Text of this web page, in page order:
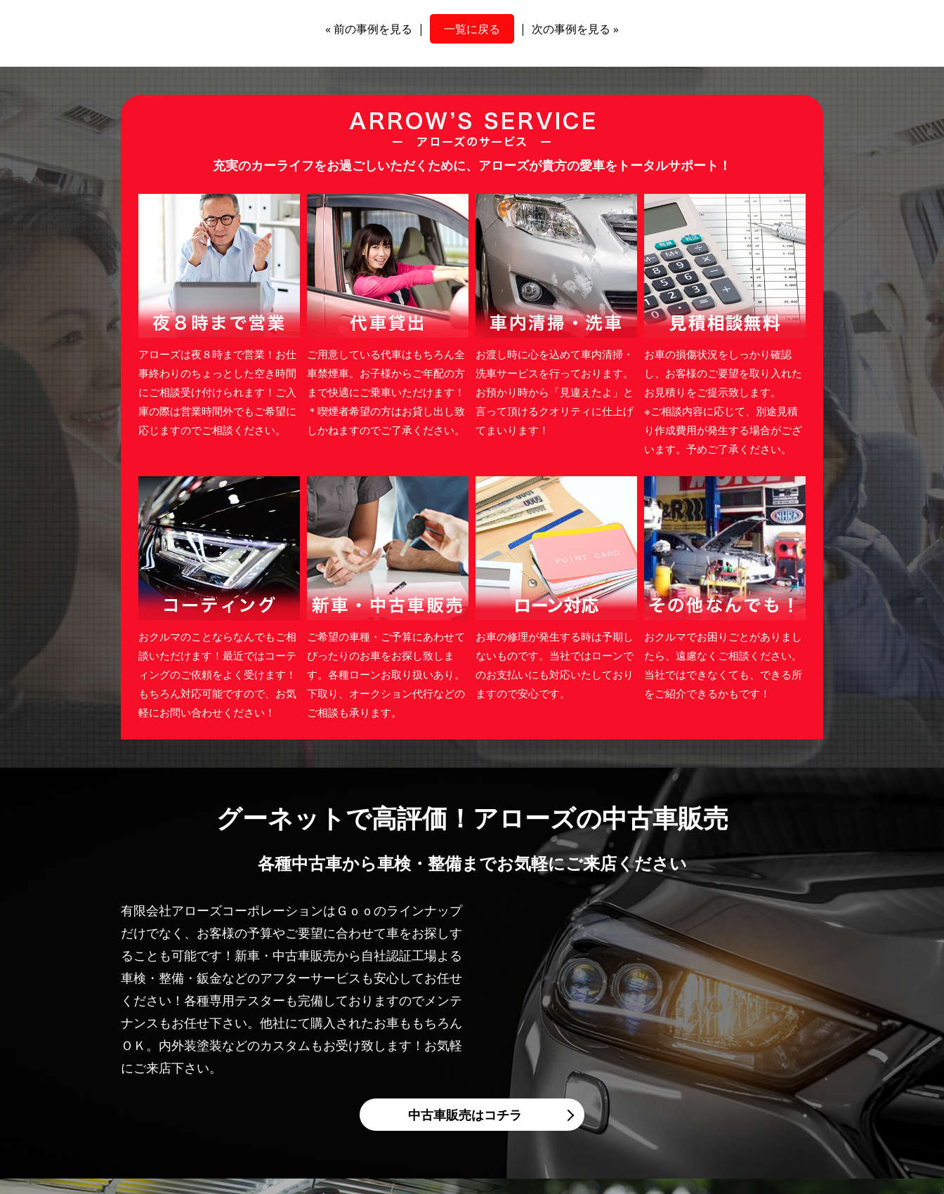
« 前の事例を見る | 一覧に戻る | 次の事例を見る »
充実のカーライフをお過ごしいただくために、アローズが貴方の愛車をトータルサポート！
アローズは夜８時まで営業！お仕
事終わりのちょっとした空き時間
にご相談受け付けられます！ご入
庫の際は営業時間外でもご希望に
応じますのでご相談ください。
ご用意している代車はもちろん全
車禁煙車。お子様からご年配の方
まで快適にご乗車いただけます！
＊喫煙者希望の方はお貸し出し致
しかねますのでご了承ください。
お渡し時に心を込めて車内清掃・
洗車サービスを行っております。
お預かり時から「見違えたよ」と
言って頂けるクオリティに仕上げ
てまいります！
お車の損傷状況をしっかり確認
し、お客様のご要望を取り入れた
お見積りをご提示致します。
※ご相談内容に応じて、別途見積
り作成費用が発生する場合がござ
います。予めご了承ください。
おクルマのことならなんでもご相
談いただけます！最近ではコーテ
ィングのご依頼をよく受けます！
もちろん対応可能ですので、お気
軽にお問い合わせください！
ご希望の車種・ご予算にあわせて
ぴったりのお車をお探し致しま
す。各種ローンお取り扱いあり。
下取り、オークション代行などの
ご相談も承ります。
お車の修理が発生する時は予期し
ないものです。当社ではローンで
のお支払いにも対応いたしており
ますので安心です。
おクルマでお困りごとがありまし
たら、遠慮なくご相談ください。
当社ではできなくても、できる所
をご紹介できるかもです！
グーネットで高評価！アローズの中古車販売
各種中古車から車検・整備までお気軽にご来店ください
有限会社アローズコーポレーションはＧｏｏのラインナップ
だけでなく、お客様の予算やご要望に合わせて車をお探しす
ることも可能です！新車・中古車販売から自社認証工場よる
車検・整備・鈑金などのアフターサービスも安心してお任せ
ください！各種専用テスターも完備しておりますのでメンテ
ナンスもお任せ下さい。他社にて購入されたお車ももちろん
ＯＫ。内外装塗装などのカスタムもお受け致します！お気軽
にご来店下さい。
中古車販売はコチラ